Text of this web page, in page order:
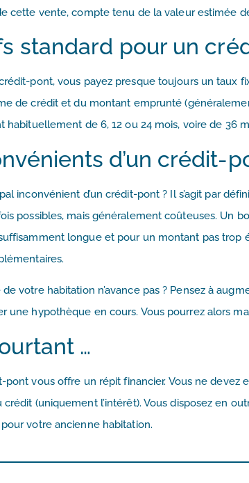
cette vente, compte tenu de la valeur estimée
standard pour un
pont, vous payez presque toujours un taux
de crédit et du montant emprunté
habituellement de 6, 12 ou 24 mois, voire de 36
d’un crédit-
inconvénient d’un crédit-pont ? Il s’agit par
possibles, mais généralement coûteuses. Un
longue et pour un montant pas trop
votre habitation n’avance pas ? Pensez à
une hypothèque en cours. Vous pourrez alors
…
pont vous offre un répit financier. Vous ne devez
crédit (uniquement l’intérêt). Vous disposez en
votre ancienne habitation.